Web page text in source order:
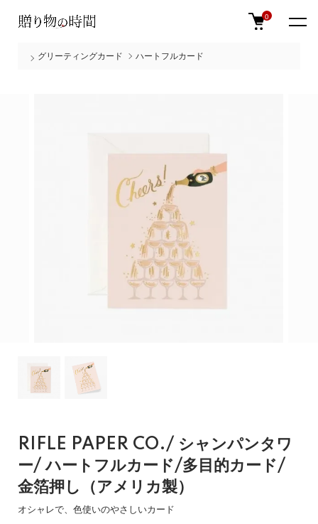
0
グリーティングカード ハートフルカード
RIFLE PAPER CO./ シャンパンタワ
ー/ ハートフルカード/多目的カード/
金箔押し（アメリカ製）
オシャレで、色使いのやさしいカード